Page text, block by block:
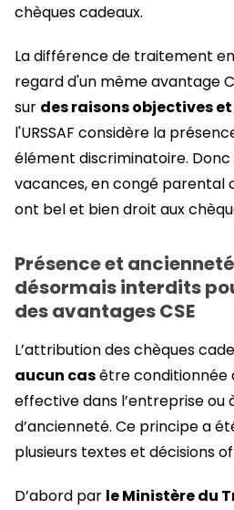
chèques cadeaux.
La différence de traitement
regard d'un même avantage
sur des raisons objectives
l'URSSAF considère la
élément discriminatoire. Donc
vacances, en congé parental
ont bel et bien droit aux
Présence et
désormais interdits
des avantages CSE
L’attribution des chèques
aucun casêtre conditionnée
effective dans l’entreprise ou
d’ancienneté. Ce principe a
plusieurs textes et décisions
D’abord par le Ministère du